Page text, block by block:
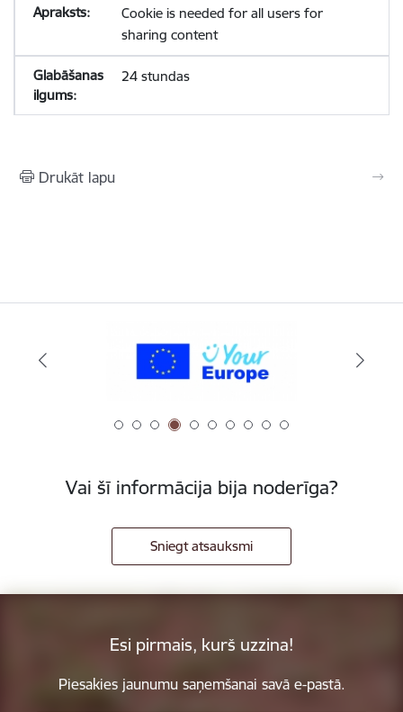
Cookie is needed for all users for
sharing content
24 stundas
Drukāt lapu
Vai šī informācija bija noderīga?
Sniegt atsauksmi
Esi pirmais, kurš uzzina!
Piesakies jaunumu saņemšanai savā e-pastā.